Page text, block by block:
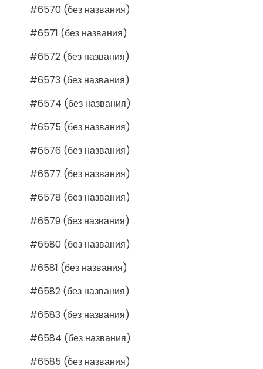
#6570 (без названия)
#6571 (без названия)
#6572 (без названия)
#6573 (без названия)
#6574 (без названия)
#6575 (без названия)
#6576 (без названия)
#6577 (без названия)
#6578 (без названия)
#6579 (без названия)
#6580 (без названия)
#6581 (без названия)
#6582 (без названия)
#6583 (без названия)
#6584 (без названия)
#6585 (без названия)